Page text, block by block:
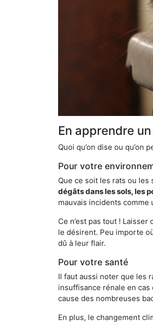
En apprendre
Quoi qu’on dise ou
Pour votre
Que ce soit les rats ou
dégâts dans les sols, les
mauvais incidents
Ce n’est pas tout !
le désirent. Peu importe
dû à leur flair.
Pour votre santé
Il faut aussi noter que les
insuffisance rénale en
cause des nombreuses
En plus, le changement